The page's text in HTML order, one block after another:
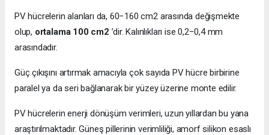
PV hücrelerin alanları da, 60−160 cm2 arasında değişmekte
olup, ortalama 100 cm2 ’dir. Kalınlıkları ise 0,2−0,4 mm
arasındadır.
Güç çıkışını artırmak amacıyla çok sayıda PV hücre birbirine
paralel ya da seri bağlanarak bir yüzey üzerine monte edilir.
PV hücrelerin enerji dönüşüm verimleri, uzun yıllardan bu yana
araştırılmaktadır. Güneş pillerinin verimliliği, amorf silikon esaslı